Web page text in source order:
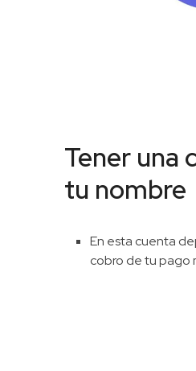
Tener una
tu nombre
En esta cuenta
cobro de tu pago